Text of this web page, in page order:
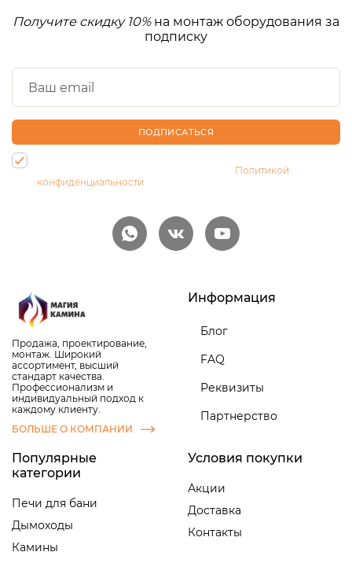
Получите скидку 10%на монтаж оборудования за
подписку
ПОДПИСАТЬСЯ
Политикой
конфиденциальности
Продажа, проектирование,
монтаж. Широкий
ассортимент, высший
стандарт качества.
Профессионализм и
индивидуальный подход к
каждому клиенту.
БОЛЬШЕ О КОМПАНИИ
Информация
Блог
FAQ
Реквизиты
Партнерство
Популярные
категории
Печи для бани
Дымоходы
Камины
Условия покупки
Акции
Доставка
Контакты